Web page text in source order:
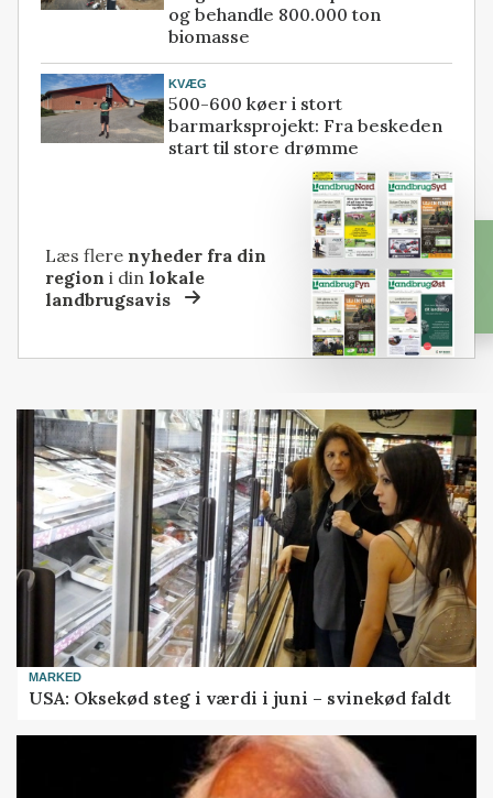
og behandle 800.000 ton
biomasse
KVÆG
500-600 køer i stort
barmarksprojekt: Fra beskeden
start til store drømme
Læs flere nyheder fra din
region i dinlokale
landbrugsavis
MARKED
USA: Oksekød steg i værdi i juni – svinekød faldt